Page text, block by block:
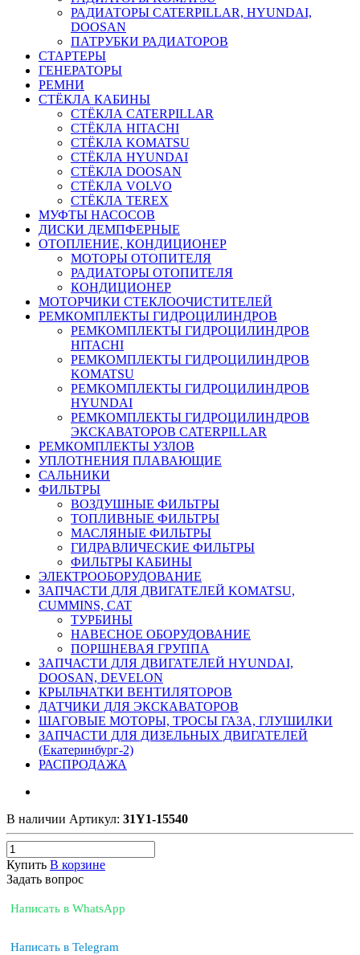
РАДИАТОРЫ CATERPILLAR, HYUNDAI,
DOOSAN
ПАТРУБКИ РАДИАТОРОВ
СТАРТЕРЫ
ГЕНЕРАТОРЫ
РЕМНИ
СТЁКЛА КАБИНЫ
СТЁКЛА CATERPILLAR
СТЁКЛА HITACHI
СТЁКЛА KOMATSU
СТЁКЛА HYUNDAI
СТЁКЛА DOOSAN
СТЁКЛА VOLVO
СТЁКЛА TEREX
МУФТЫ НАСОСОВ
ДИСКИ ДЕМПФЕРНЫЕ
ОТОПЛЕНИЕ, КОНДИЦИОНЕР
МОТОРЫ ОТОПИТЕЛЯ
РАДИАТОРЫ ОТОПИТЕЛЯ
КОНДИЦИОНЕР
МОТОРЧИКИ СТЕКЛООЧИСТИТЕЛЕЙ
РЕМКОМПЛЕКТЫ ГИДРОЦИЛИНДРОВ
РЕМКОМПЛЕКТЫ ГИДРОЦИЛИНДРОВ
HITACHI
РЕМКОМПЛЕКТЫ ГИДРОЦИЛИНДРОВ
KOMATSU
РЕМКОМПЛЕКТЫ ГИДРОЦИЛИНДРОВ
HYUNDAI
РЕМКОМПЛЕКТЫ ГИДРОЦИЛИНДРОВ
ЭКСКАВАТОРОВ CATERPILLAR
РЕМКОМПЛЕКТЫ УЗЛОВ
УПЛОТНЕНИЯ ПЛАВАЮЩИЕ
САЛЬНИКИ
ФИЛЬТРЫ
ВОЗДУШНЫЕ ФИЛЬТРЫ
ТОПЛИВНЫЕ ФИЛЬТРЫ
МАСЛЯНЫЕ ФИЛЬТРЫ
ГИДРАВЛИЧЕСКИЕ ФИЛЬТРЫ
ФИЛЬТРЫ КАБИНЫ
ЭЛЕКТРООБОРУДОВАНИЕ
ЗАПЧАСТИ ДЛЯ ДВИГАТЕЛЕЙ KOMATSU,
CUMMINS, CAT
ТУРБИНЫ
НАВЕСНОЕ ОБОРУДОВАНИЕ
ПОРШНЕВАЯ ГРУППА
ЗАПЧАСТИ ДЛЯ ДВИГАТЕЛЕЙ HYUNDAI,
DOOSAN, DEVELON
КРЫЛЬЧАТКИ ВЕНТИЛЯТОРОВ
ДАТЧИКИ ДЛЯ ЭКСКАВАТОРОВ
ШАГОВЫЕ МОТОРЫ, ТРОСЫ ГАЗА, ГЛУШИЛКИ
ЗАПЧАСТИ ДЛЯ ДИЗЕЛЬНЫХ ДВИГАТЕЛЕЙ
(Екатеринбург-2)
РАСПРОДАЖА
В наличии Артикул: 31Y1-15540
Купить В корзине
Задать вопрос
Написать в WhatsApp
Написать в Telegram